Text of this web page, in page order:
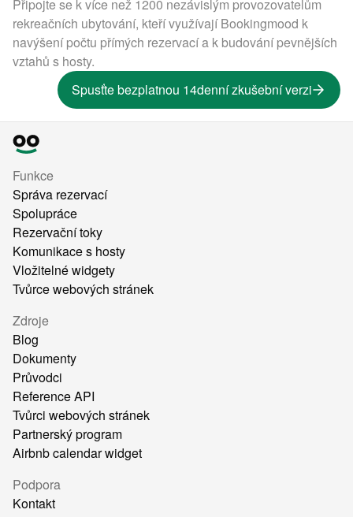
Připojte se k více než 1200 nezávislým provozovatelům
rekreačních ubytování, kteří využívají Bookingmood k
navýšení počtu přímých rezervací a k budování pevnějších
vztahů s hosty.
Spusťte bezplatnou 14denní zkušební verzi
Funkce
Správa rezervací
Spolupráce
Rezervační toky
Komunikace s hosty
Vložitelné widgety
Tvůrce webových stránek
Zdroje
Blog
Dokumenty
Průvodci
Reference API
Tvůrci webových stránek
Partnerský program
Airbnb calendar widget
Podpora
Kontakt